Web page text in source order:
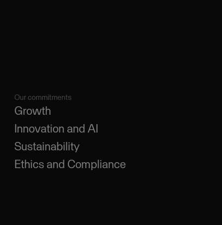
Our commitments
Growth
Innovation and AI
Sustainability
Ethics and Compliance